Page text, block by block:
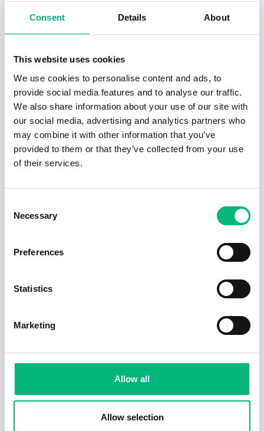
Consent Details About
This website uses cookies
We use cookies to personalise content and ads, to
provide social media features and to analyse our traffic.
We also share information about your use of our site with
our social media, advertising and analytics partners who
may combine it with other information that you’ve
provided to them or that they’ve collected from your use
of their services.
Selection
Necessary
Preferences
Statistics
Marketing
Allow all
Allow selection
Halmstad 2026-08-14
Skickliga montörer till växande bolag
sö...
SOH Butiksetablering AB
Halmstad Heltid 2026-08-09
2026-06-22
Industrimedarbetare med tekniskt
intress...
Halmstad Heltid 2026-08-16
2026-06-22
Halmstad 2026-08-16
Redo för nästa steg i karriären?
Hjälp mig hitta jobb
Rekommenderade jobb inom Industriell
tillverkning i Halmstad